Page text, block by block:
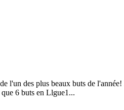
l'un des plus beaux buts de
6 buts en Llgue1...